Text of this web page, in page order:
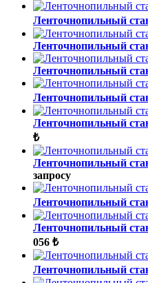
Ленточнопильный
Ленточнопильный
Ленточнопильный
Ленточнопильный
Ленточнопильный
₺
Ленточнопильный
запросу
Ленточнопильный
Ленточнопильный
056 ₺
Ленточнопильный